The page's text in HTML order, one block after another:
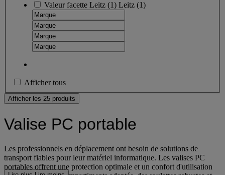
Valeur facette Leitz (1) Leitz (1)
Afficher tous
Afficher les 25 produits
Valise PC portable
Les professionnels en déplacement ont besoin de solutions de
transport fiables pour leur matériel informatique. Les valises PC
portables offrent une protection optimale et un confort d'utilisation